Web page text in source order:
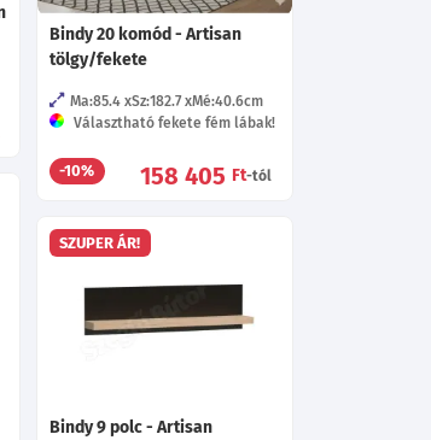
Bindy 20 komód - Artisan
tölgy/fekete
Ma:85.4 Sz:182.7 Mé:40.6cm
Választható fekete fém lábak!
-10% 158 405 Ft-tól
SZUPER ÁR!
Bindy 9 polc - Artisan